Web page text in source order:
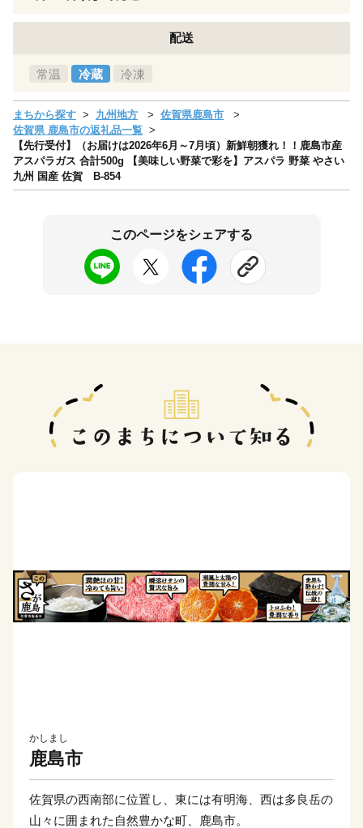
配送
常温 冷蔵 冷凍
まちから探す 九州地方
佐賀県鹿島市
佐賀県 鹿島市の返礼品一覧
【先行受付】（お届けは2026年6月～7月頃）新鮮朝獲れ！！鹿島市産
アスパラガス 合計500g 【美味しい野菜で彩を】アスパラ 野菜 やさい
九州 国産 佐賀 B-854
このページをシェアする
かしまし
鹿島市
佐賀県の西南部に位置し、東には有明海、西は多良岳の
山々に囲まれた自然豊かな町、鹿島市。